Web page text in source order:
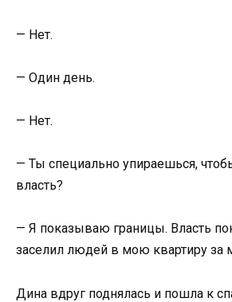
— Нет.
— Один день.
— Нет.
— Ты специально упираешься,
власть?
— Я показываю границы. Власть
заселил людей в мою квартиру за
Дина вдруг поднялась и пошла к